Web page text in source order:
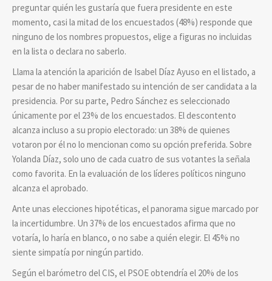
preguntar quién les gustaría que fuera presidente en este
momento, casi la mitad de los encuestados (48%) responde que
ninguno de los nombres propuestos, elige a figuras no incluidas
en la lista o declara no saberlo.
Llama la atención la aparición de Isabel Díaz Ayuso en el listado, a
pesar de no haber manifestado su intención de ser candidata a la
presidencia. Por su parte, Pedro Sánchez es seleccionado
únicamente por el 23% de los encuestados. El descontento
alcanza incluso a su propio electorado: un 38% de quienes
votaron por él no lo mencionan como su opción preferida. Sobre
Yolanda Díaz, solo uno de cada cuatro de sus votantes la señala
como favorita. En la evaluación de los líderes políticos ninguno
alcanza el aprobado.
Ante unas elecciones hipotéticas, el panorama sigue marcado por
la incertidumbre. Un 37% de los encuestados afirma que no
votaría, lo haría en blanco, o no sabe a quién elegir. El 45% no
siente simpatía por ningún partido.
Según el barómetro del CIS, el PSOE obtendría el 20% de los